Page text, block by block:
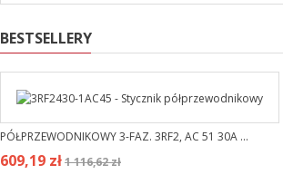
BESTSELLERY
PÓŁPRZEWODNIKOWY 3-FAZ. 3RF2, AC 51 30A ...
609,19 zł1 116,62 zł